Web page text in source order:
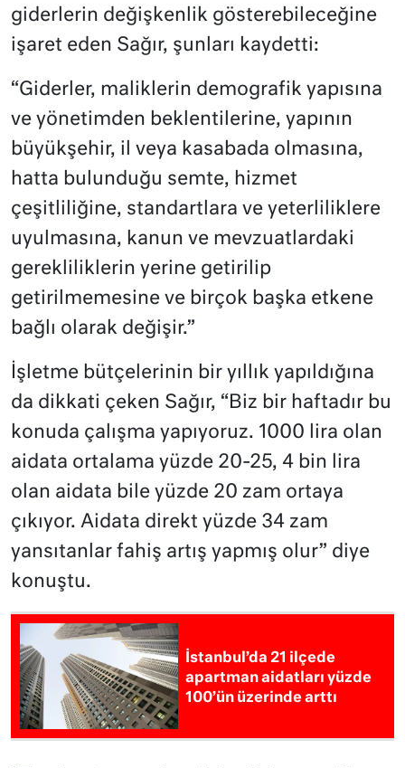
giderlerin değişkenlik gösterebileceğine
işaret eden Sağır, şunları kaydetti:
“Giderler, maliklerin demografik yapısına
ve yönetimden beklentilerine, yapının
büyükşehir, il veya kasabada olmasına,
hatta bulunduğu semte, hizmet
çeşitliliğine, standartlara ve yeterliliklere
uyulmasına, kanun ve mevzuatlardaki
gerekliliklerin yerine getirilip
getirilmemesine ve birçok başka etkene
bağlı olarak değişir.”
İşletme bütçelerinin bir yıllık yapıldığına
da dikkati çeken Sağır, “Biz bir haftadır bu
konuda çalışma yapıyoruz. 1000 lira olan
aidata ortalama yüzde 20-25, 4 bin lira
olan aidata bile yüzde 20 zam ortaya
çıkıyor. Aidata direkt yüzde 34 zam
yansıtanlar fahiş artış yapmış olur” diye
konuştu.
İstanbul’da 21 ilçede
apartman aidatları yüzde
100’ün üzerinde arttı